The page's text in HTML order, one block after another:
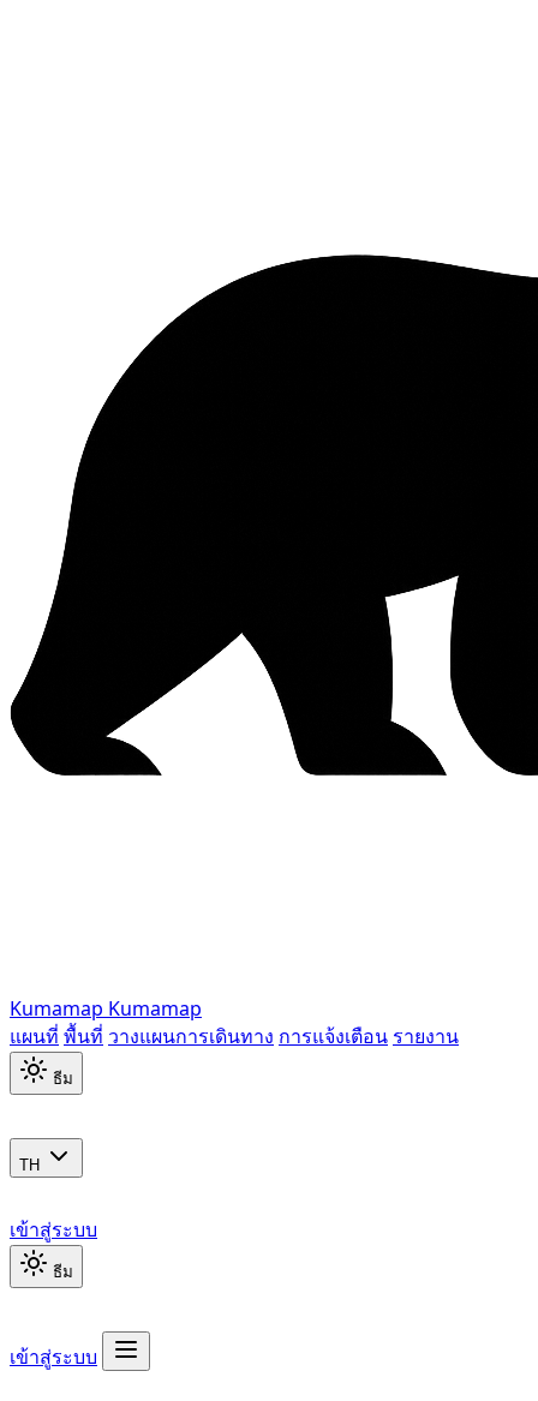
Kumamap Kumamap
แผนที่ พื้นที่ วางแผนการเดินทาง การแจ้งเตือน รายงาน
ธีม
TH
เข้าสู่ระบบ
ธีม
เข้าสู่ระบบ